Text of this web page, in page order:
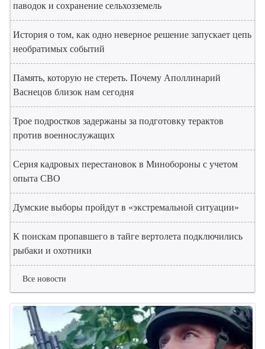
паводок и сохранение сельхозземель
История о том, как одно неверное решение запускает цепь
необратимых событий
Память, которую не стереть. Почему Аполлинарий
Васнецов близок нам сегодня
Трое подростков задержаны за подготовку терактов
против военнослужащих
Серия кадровых перестановок в Минобороны с учетом
опыта СВО
Думские выборы пройдут в «экстремальной ситуации»
К поискам пропавшего в тайге вертолета подключились
рыбаки и охотники
Все новости